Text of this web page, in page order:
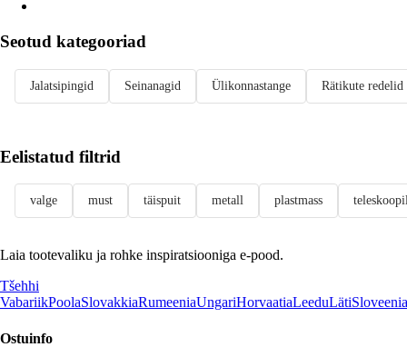
Seotud kategooriad
Jalatsipingid Seinanagid Ülikonnastange Rätikute redelid
Eelistatud filtrid
valge must täispuit metall plastmass
Laia tootevaliku ja rohke inspiratsiooniga e-pood.
Tšehhi
VabariikPoolaSlovakkiaRumeeniaUngariHorvaatiaLeeduLätiSloveenia
Ostuinfo